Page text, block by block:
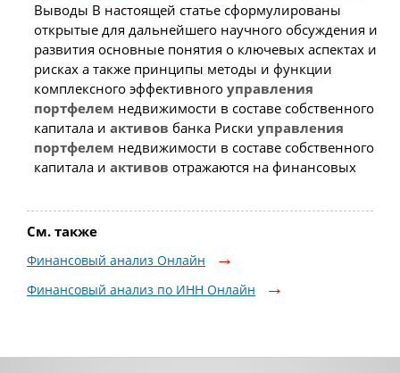
Выводы В настоящей статье сформулированы
открытые для дальнейшего научного обсуждения и
развития основные понятия о ключевых аспектах и
рисках а также принципы методы и функции
комплексного эффективного управления
портфелем недвижимости в составе собственного
капитала и активов банка Риски управления
портфелем недвижимости в составе собственного
капитала и активов отражаются на финансовых
См. также
Финансовый анализ Онлайн
Финансовый анализ по ИНН Онлайн